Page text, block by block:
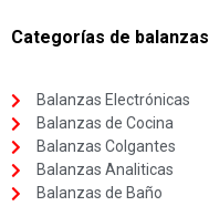
Categorías de balanzas
Balanzas Electrónicas
Balanzas de Cocina
Balanzas Colgantes
Balanzas Analiticas
Balanzas de Baño